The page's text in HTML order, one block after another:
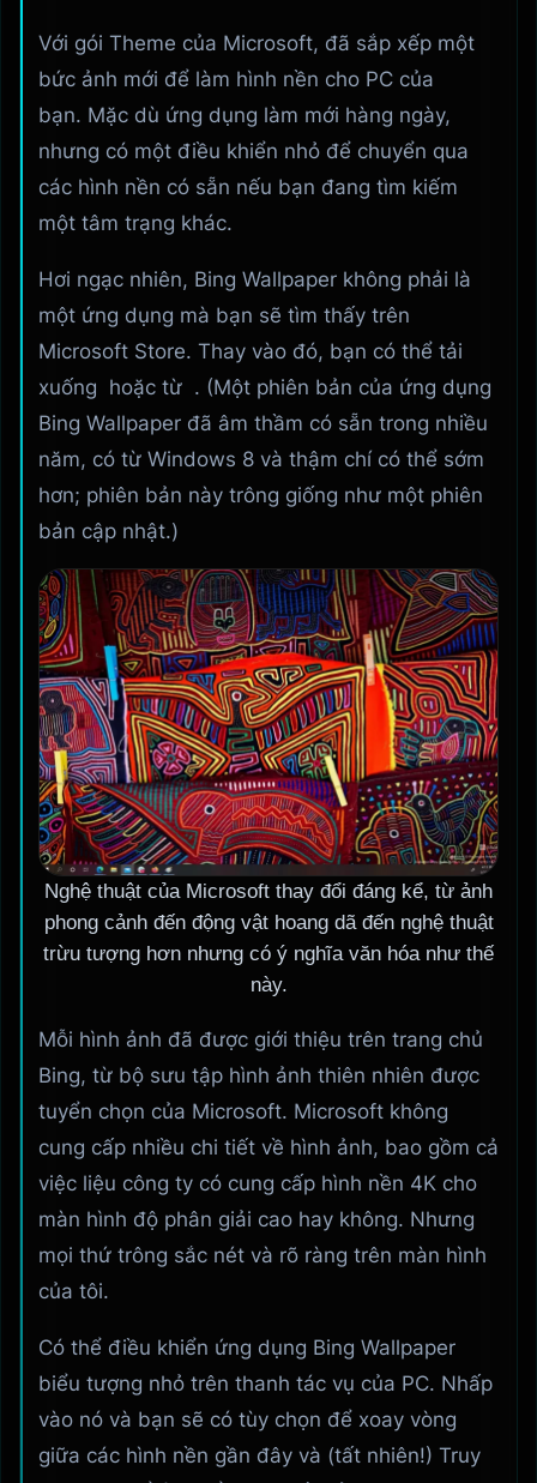
Với gói Theme của Microsoft, đã sắp xếp một
bức ảnh mới để làm hình nền cho PC của
bạn. Mặc dù ứng dụng làm mới hàng ngày,
nhưng có một điều khiển nhỏ để chuyển qua
các hình nền có sẵn nếu bạn đang tìm kiếm
một tâm trạng khác.
Hơi ngạc nhiên, Bing Wallpaper không phải là
một ứng dụng mà bạn sẽ tìm thấy trên
Microsoft Store. Thay vào đó, bạn có thể tải
xuống hoặc từ . (Một phiên bản của ứng dụng
Bing Wallpaper đã âm thầm có sẵn trong nhiều
năm, có từ Windows 8 và thậm chí có thể sớm
hơn; phiên bản này trông giống như một phiên
bản cập nhật.)
Nghệ thuật của Microsoft thay đổi đáng kể, từ ảnh
phong cảnh đến động vật hoang dã đến nghệ thuật
trừu tượng hơn nhưng có ý nghĩa văn hóa như thế
này.
Mỗi hình ảnh đã được giới thiệu trên trang chủ
Bing, từ bộ sưu tập hình ảnh thiên nhiên được
tuyển chọn của Microsoft. Microsoft không
cung cấp nhiều chi tiết về hình ảnh, bao gồm cả
việc liệu công ty có cung cấp hình nền 4K cho
màn hình độ phân giải cao hay không. Nhưng
mọi thứ trông sắc nét và rõ ràng trên màn hình
của tôi.
Có thể điều khiển ứng dụng Bing Wallpaper
biểu tượng nhỏ trên thanh tác vụ của PC. Nhấp
vào nó và bạn sẽ có tùy chọn để xoay vòng
giữa các hình nền gần đây và (tất nhiên!) Truy